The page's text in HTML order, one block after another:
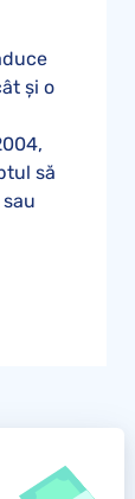
și o
să